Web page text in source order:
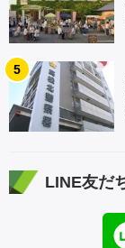
5
LINE友だ